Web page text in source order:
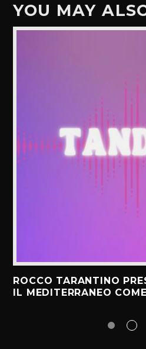
YOU MAY
ROCCO TARANTINO
IL MEDITERRANEO